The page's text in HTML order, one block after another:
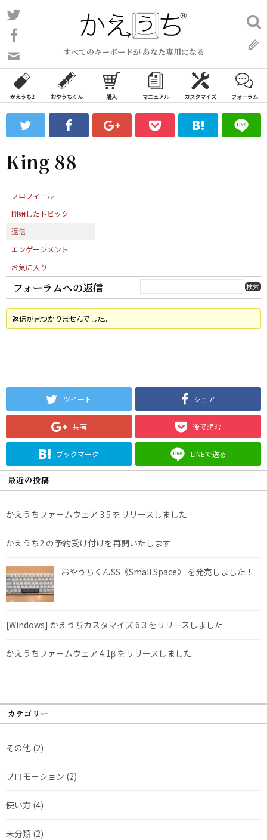
コ
ン
ン
ツ
ス
ッ
プ
すべてのキーボードが あなた専用になる
い
合
わ
フ
ォ
ム
検
索:
かえうち2 おやうちくん 購入 マニュアル カスタマイズ フォーラム
King 88
プロフィール
開始したトピック
返信
エンゲージメント
お気に入り
フォーラムへの返信
返信が見つかりませんでした。
ツイート シェア
共有 後で読む
ブックマーク LINEで送る
最近の投稿
かえうちファームウェア 3.5 をリリースしました
かえうち2 の予約受け付けを再開いたします
おやうちくんSS《Small Space》 を発売しました！
[Windows] かえうちカスタマイズ 6.3 をリリースしました
かえうちファームウェア 4.1β をリリースしました
カテゴリー
その他 (2)
プロモーション (2)
使い方 (4)
未分類 (2)